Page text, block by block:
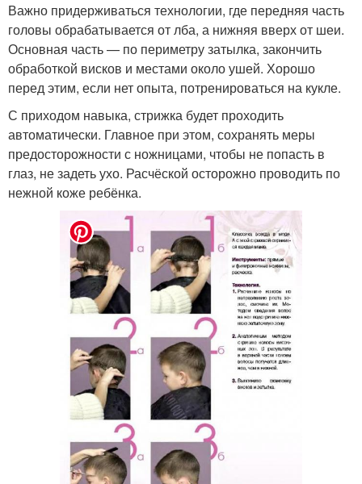
Важно придерживаться технологии, где передняя часть
головы обрабатывается от лба, а нижняя вверх от шеи.
Основная часть — по периметру затылка, закончить
обработкой висков и местами около ушей. Хорошо
перед этим, если нет опыта, потренироваться на кукле.
С приходом навыка, стрижка будет проходить
автоматически. Главное при этом, сохранять меры
предосторожности с ножницами, чтобы не попасть в
глаз, не задеть ухо. Расчёской осторожно проводить по
нежной коже ребёнка.